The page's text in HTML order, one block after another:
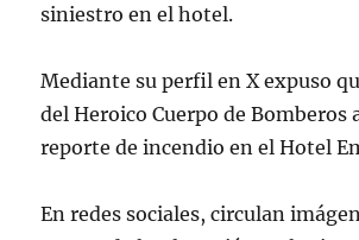
siniestro en el hotel.
Mediante su perfil en X expuso
del Heroico Cuerpo de Bomberos
reporte de incendio en el Hotel
En redes sociales, circulan